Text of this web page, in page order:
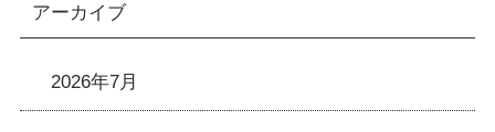
アーカイブ
2026年7月